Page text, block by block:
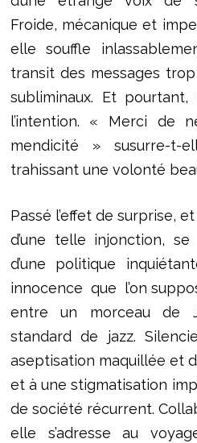
Froide, mécanique et
elle souffle
transit des messages
subliminaux. Et
l’intention. « Merci de
mendicité » susurre-t-
trahissant une volonté
Passé l’effet de surprise,
d’une telle injonction,
d’une politique
innocence que l’on
entre un morceau de
standard de jazz.
aseptisation maquillée et
et à une stigmatisation
de société récurrent.
elle s’adresse au